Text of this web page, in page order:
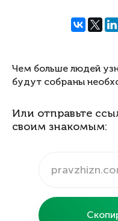
Чем больше людей
будут собраны
Или отправьте
своим знакомым: